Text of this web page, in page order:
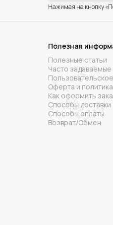
Нажимая на кнопку
Полезная
Полезные статьи
Часто
Оферта и
Как оформить
Способы доставки
Способы оплаты
Возврат/Обмен